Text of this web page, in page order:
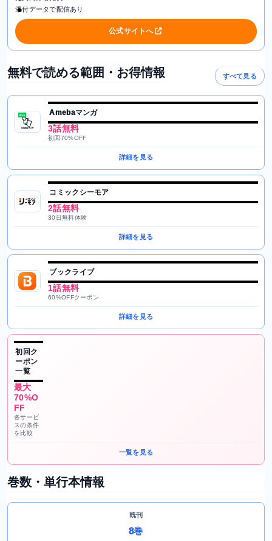
添付データで配信あり
公式サイトへ
無料で読める範囲・お得情報 すべて見る
Amebaマンガ
3話無料
初回70%OFF
詳細を見る
コミックシーモア
2話無料
30日無料体験
詳細を見る
ブックライブ
1話無料
60%OFFクーポン
詳細を見る
初回ク
ーポン
一覧
最大
70%O
FF
各サービ
スの条件
を比較
一覧を見る
巻数・単行本情報
既刊
8巻